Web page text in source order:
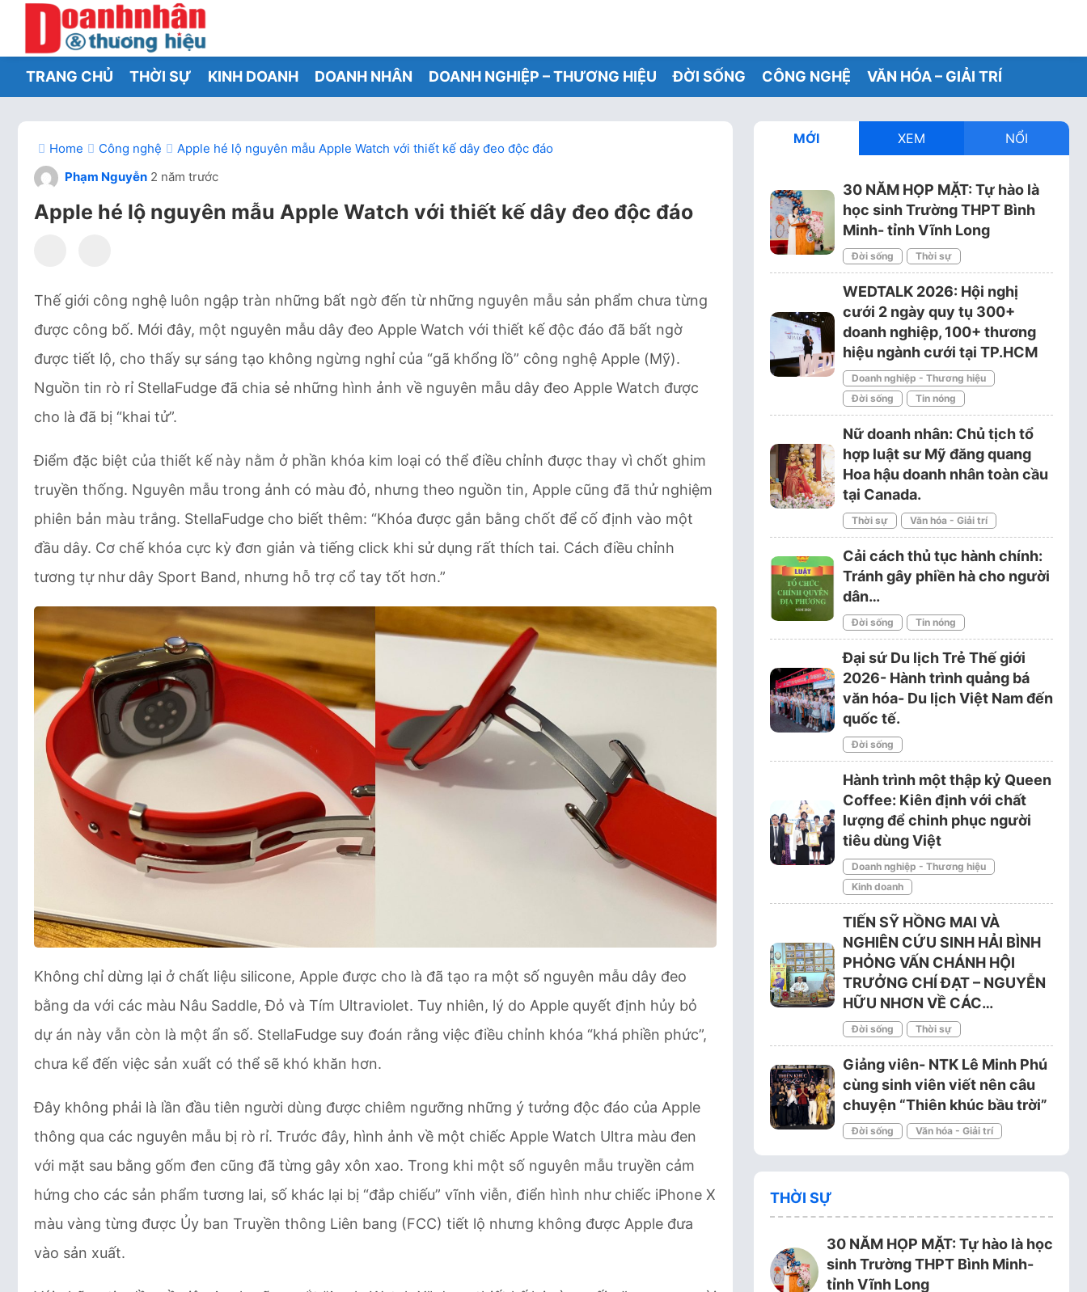
TRANG CHỦ THỜI SỰ KINH DOANH DOANH NHÂN DOANH NGHIỆP – THƯƠNG HIỆU ĐỜI SỐNG CÔNG NGHỆ VĂN HÓA – GIẢI TRÍ
Home Công nghệ
Apple hé lộ nguyên mẫu Apple Watch với thiết kế dây đeo độc đáo
Phạm Nguyễn 2 năm trước
Apple hé lộ nguyên mẫu Apple Watch với thiết kế dây đeo độc đáo
Thế giới công nghệ luôn ngập tràn những bất ngờ đến từ những nguyên mẫu sản phẩm chưa từng
được công bố. Mới đây, một nguyên mẫu dây đeo Apple Watch với thiết kế độc đáo đã bất ngờ
được tiết lộ, cho thấy sự sáng tạo không ngừng nghỉ của “gã khổng lồ” công nghệ Apple (Mỹ).
Nguồn tin rò rỉ StellaFudge đã chia sẻ những hình ảnh về nguyên mẫu dây đeo Apple Watch được
cho là đã bị “khai tử”.
Điểm đặc biệt của thiết kế này nằm ở phần khóa kim loại có thể điều chỉnh được thay vì chốt ghim
truyền thống. Nguyên mẫu trong ảnh có màu đỏ, nhưng theo nguồn tin, Apple cũng đã thử nghiệm
phiên bản màu trắng. StellaFudge cho biết thêm: “Khóa được gắn bằng chốt để cố định vào một
đầu dây. Cơ chế khóa cực kỳ đơn giản và tiếng click khi sử dụng rất thích tai. Cách điều chỉnh
tương tự như dây Sport Band, nhưng hỗ trợ cổ tay tốt hơn.”
Không chỉ dừng lại ở chất liệu silicone, Apple được cho là đã tạo ra một số nguyên mẫu dây đeo
bằng da với các màu Nâu Saddle, Đỏ và Tím Ultraviolet. Tuy nhiên, lý do Apple quyết định hủy bỏ
dự án này vẫn còn là một ẩn số. StellaFudge suy đoán rằng việc điều chỉnh khóa “khá phiền phức”,
chưa kể đến việc sản xuất có thể sẽ khó khăn hơn.
Đây không phải là lần đầu tiên người dùng được chiêm ngưỡng những ý tưởng độc đáo của Apple
thông qua các nguyên mẫu bị rò rỉ. Trước đây, hình ảnh về một chiếc Apple Watch Ultra màu đen
với mặt sau bằng gốm đen cũng đã từng gây xôn xao. Trong khi một số nguyên mẫu truyền cảm
hứng cho các sản phẩm tương lai, số khác lại bị “đắp chiếu” vĩnh viễn, điển hình như chiếc iPhone X
màu vàng từng được Ủy ban Truyền thông Liên bang (FCC) tiết lộ nhưng không được Apple đưa
vào sản xuất.
MỚI XEM NỔI
30 NĂM HỌP MẶT: Tự hào là
học sinh Trường THPT Bình
Minh- tỉnh Vĩnh Long
Đời sống Thời sự
WEDTALK 2026: Hội nghị
cưới 2 ngày quy tụ 300+
doanh nghiệp, 100+ thương
hiệu ngành cưới tại TP.HCM
Doanh nghiệp - Thương hiệu
Đời sống
Tin nóng
Nữ doanh nhân: Chủ tịch tổ
hợp luật sư Mỹ đăng quang
Hoa hậu doanh nhân toàn cầu
tại Canada.
Thời sự Văn hóa - Giải trí
Cải cách thủ tục hành chính:
Tránh gây phiền hà cho người
dân…
Đời sống Tin nóng
Đại sứ Du lịch Trẻ Thế giới
2026- Hành trình quảng bá
văn hóa- Du lịch Việt Nam đến
quốc tế.
Đời sống
Hành trình một thập kỷ Queen
Coffee: Kiên định với chất
lượng để chinh phục người
tiêu dùng Việt
Doanh nghiệp - Thương hiệu
Kinh doanh
TIẾN SỸ HỒNG MAI VÀ
NGHIÊN CỨU SINH HẢI BÌNH
PHỎNG VẤN CHÁNH HỘI
TRƯỞNG CHÍ ĐẠT – NGUYỄN
HỮU NHƠN VỀ CÁC…
Đời sống Thời sự
Giảng viên- NTK Lê Minh Phú
cùng sinh viên viết nên câu
chuyện “Thiên khúc bầu trời”
Đời sống Văn hóa - Giải trí
THỜI SỰ
30 NĂM HỌP MẶT: Tự hào là học
sinh Trường THPT Bình Minh-
tỉnh Vĩnh Long